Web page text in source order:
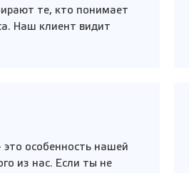
те, кто понимает
Наш клиент видит
особенность нашей
из нас. Если ты не